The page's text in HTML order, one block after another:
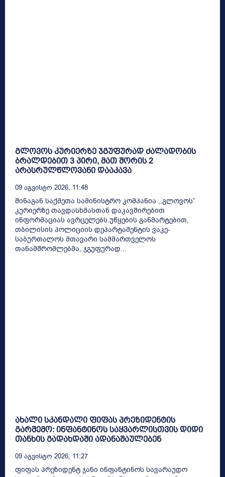
გლოვოს კურიერზე ჯგუფურად ძალადობის
ბრალდებით 3 პირი, მათ შორის 2
არასრულწლოვანი დააკავა
09 Აგვისტო 2026, 11:48
შინაგან საქმეთა სამინისტრო კომპანია ,,გლოვოს”
კურიერზე თავდასხმასთან დაკავშირებით
ინფორმაციას ავრცელებს.უწყების განმარტებით,
თბილისის პოლიციის დეპარტამენტის ვაკე-
საბურთალოს მთავარი სამმართველოს
თანამშრომლებმა, ჯგუფურად...
ახალი სკანდალი ფიფას პრეზიდენტის
გარშემო: ინფანტინოს საყვარლისთვის დიდი
თანხის გადახდაში ადანაშაულებენ
09 Აგვისტო 2026, 11:27
ფიფას პრეზიდენტ ჯანი ინფანტინოს სავარაუდო